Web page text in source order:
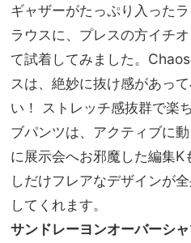
ギャザーがたっぷり入った
ラウスに、プレスの方イチ
て試着してみました。
スは、絶妙に抜け感があっ
い！ ストレッチ感抜群で楽
ブパンツは、アクティブに
に展示会へお邪魔した編集
しだけフレアなデザインが
してくれます。
サンドレーヨンオーバーシ